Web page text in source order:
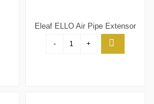
Eleaf ELLO Air Pipe Extensor
- +